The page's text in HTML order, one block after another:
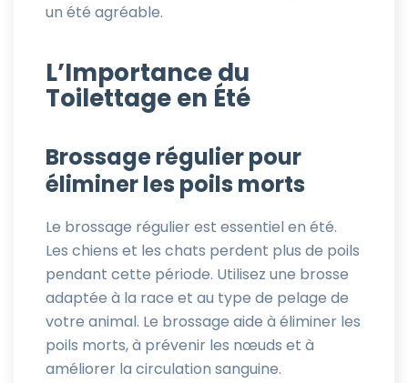
un été agréable.
L’Importance du
Toilettage en Été
Brossage régulier pour
éliminer les poils morts
Le brossage régulier est essentiel en été.
Les chiens et les chats perdent plus de poils
pendant cette période. Utilisez une brosse
adaptée à la race et au type de pelage de
votre animal. Le brossage aide à éliminer les
poils morts, à prévenir les nœuds et à
améliorer la circulation sanguine.